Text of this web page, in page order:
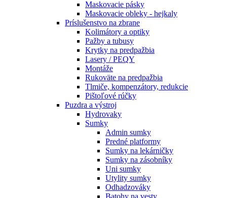
Maskovacie pásky
Maskovacie obleky - hejkaly
Príslušenstvo na zbrane
Kolimátory a optiky
Pažby a tubusy
Krytky na predpažbia
Lasery / PEQY
Montáže
Rukoväte na predpažbia
Tlmiče, kompenzátory, redukcie
Pištoľové rúčky
Puzdra a výstroj
Hydrovaky
Sumky
Admin sumky
Predné platformy
Sumky na lekárničky
Sumky na zásobníky
Uni sumky
Utylity sumky
Odhadzováky
Batohy na vesty